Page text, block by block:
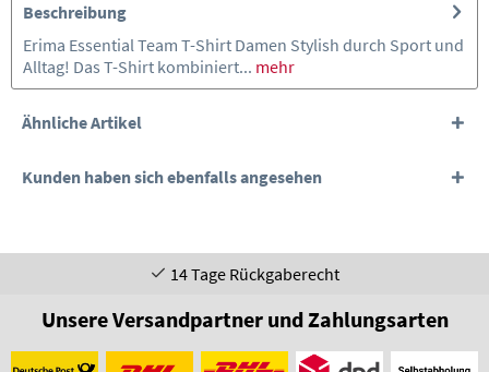
Beschreibung
Erima Essential Team T-Shirt Damen Stylish durch Sport und
Alltag! Das T-Shirt kombiniert... mehr
Ähnliche Artikel
Kunden haben sich ebenfalls angesehen
14 Tage Rückgaberecht
Unsere Versandpartner und Zahlungsarten